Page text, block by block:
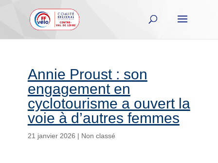
Annie Proust : son
engagement en
cyclotourisme a ouvert la
voie à d’autres femmes
21 janvier 2026 | Non classé